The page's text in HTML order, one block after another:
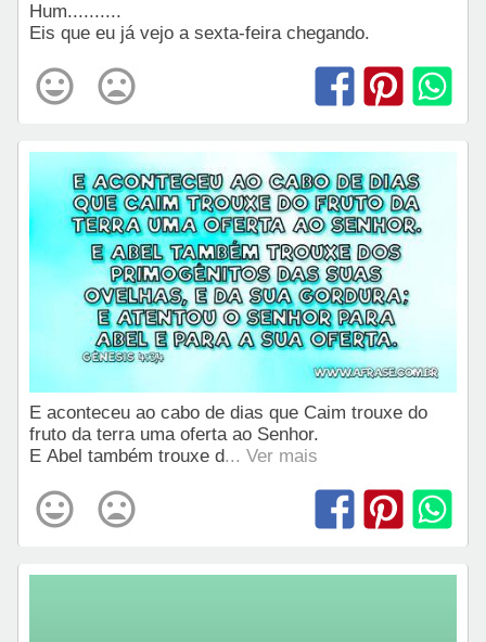
Hum..........
Eis que eu já vejo a sexta-feira chegando.
E aconteceu ao cabo de dias que Caim trouxe do
fruto da terra uma oferta ao Senhor.
E Abel também trouxe d... Ver mais